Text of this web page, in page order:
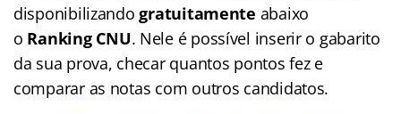
disponibilizandogratuitamente abaixo
o Ranking CNU. Nele é possível inserir o gabarito
da sua prova, checar quantos pontos fez e
comparar as notas com outros candidatos.